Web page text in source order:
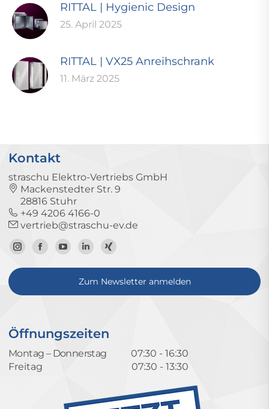
RITTAL | Hygienic Design
25. April 2025
RITTAL | VX25 Anreihschrank
11. März 2025
Kontakt
straschu Elektro-Vertriebs GmbH
Mackenstedter Str. 9
28816 Stuhr
+49 4206 4166-0
vertrieb@straschu-ev.de
Zum
Instagram-
Zur
Facebook-
Zum
YouTube-
Kanal
Zum
LinkedIn-
Profil
Zum
Xing-
Profil
Zum Newsletter anmelden
Öffnungszeiten
Montag – Donnerstag
07:30 - 16:30
Freitag
07:30 - 13:30